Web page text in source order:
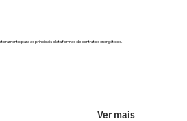
para as principais plataformas de contratos energéticos.
Ver mais